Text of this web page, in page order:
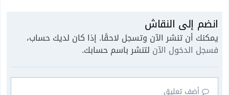
انضم إلى النقاش
يمكنك أن تنشر الآن وتسجل لاحقًا. إذا كان لديك حساب،
فسجل الدخول الآن لتنشر باسم حسابك.
أضف تعليق